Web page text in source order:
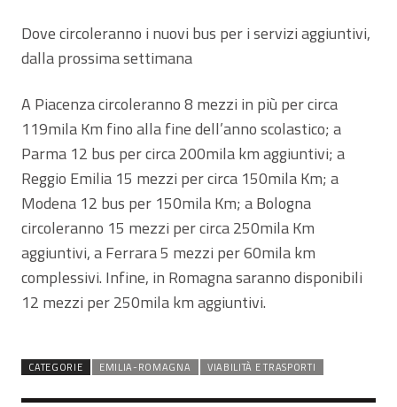
Dove circoleranno i nuovi bus per i servizi aggiuntivi,
dalla prossima settimana
A Piacenza circoleranno 8 mezzi in più per circa
119mila Km fino alla fine dell’anno scolastico; a
Parma 12 bus per circa 200mila km aggiuntivi; a
Reggio Emilia 15 mezzi per circa 150mila Km; a
Modena 12 bus per 150mila Km; a Bologna
circoleranno 15 mezzi per circa 250mila Km
aggiuntivi, a Ferrara 5 mezzi per 60mila km
complessivi. Infine, in Romagna saranno disponibili
12 mezzi per 250mila km aggiuntivi.
CATEGORIE EMILIA-ROMAGNA VIABILITÀ E TRASPORTI